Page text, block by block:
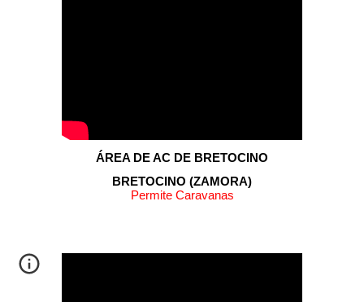
ÁREA DE AC DE BRETOCINO
BRETOCINO (ZAMORA)
Permite Caravanas